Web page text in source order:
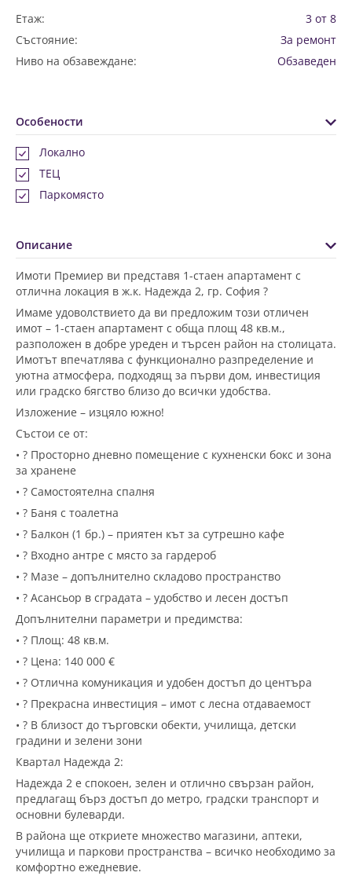
Етаж:
3 от 8
Състояние:
За ремонт
Ниво на обзавеждане:
Обзаведен
Особености
Локално
ТЕЦ
Паркомясто
Описание
Имоти Премиер ви представя 1-стаен апартамент с
отлична локация в ж.к. Надежда 2, гр. София ?️
Имаме удоволствието да ви предложим този отличен
имот – 1-стаен апартамент с обща площ 48 кв.м.,
разположен в добре уреден и търсен район на столицата.
Имотът впечатлява с функционално разпределение и
уютна атмосфера, подходящ за първи дом, инвестиция
или градско бягство близо до всички удобства.
Изложение – изцяло южно!
Състои се от:
• ?️ Просторно дневно помещение с кухненски бокс и зона
за хранене
• ?️ Самостоятелна спалня
• ? Баня с тоалетна
• ? Балкон (1 бр.) – приятен кът за сутрешно кафе
• ? Входно антре с място за гардероб
• ?️ Мазе – допълнително складово пространство
• ? Асансьор в сградата – удобство и лесен достъп
Допълнителни параметри и предимства:
• ? Площ: 48 кв.м.
• ? Цена: 140 000 €
• ? Отлична комуникация и удобен достъп до центъра
• ? Прекрасна инвестиция – имот с лесна отдаваемост
• ? В близост до търговски обекти, училища, детски
градини и зелени зони
Квартал Надежда 2:
Надежда 2 е спокоен, зелен и отлично свързан район,
предлагащ бърз достъп до метро, градски транспорт и
основни булеварди.
В района ще откриете множество магазини, аптеки,
училища и паркови пространства – всичко необходимо за
комфортно ежедневие.